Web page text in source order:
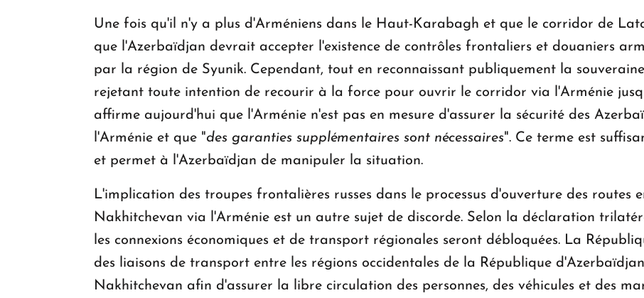
Une fois qu'il n'y a plus d'Arméniens dans le Haut-Karabagh et que le corridor de
que l'Azerbaïdjan devrait accepter l'existence de contrôles frontaliers et douaniers
par la région de Syunik. Cependant, tout en reconnaissant publiquement la
rejetant toute intention de recourir à la force pour ouvrir le corridor via l'Arménie
affirme aujourd'hui que l'Arménie n'est pas en mesure d'assurer la sécurité des
l'Arménie et que "des garanties supplémentaires sont nécessaires". Ce terme est
et permet à l'Azerbaïdjan de manipuler la situation.
L'implication des troupes frontalières russes dans le processus d'ouverture des routes
Nakhitchevan via l'Arménie est un autre sujet de discorde. Selon la déclaration
les connexions économiques et de transport régionales seront débloquées. La
des liaisons de transport entre les régions occidentales de la République
Nakhitchevan afin d'assurer la libre circulation des personnes, des véhicules et des